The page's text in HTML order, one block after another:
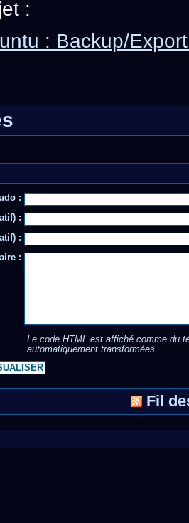
:
: Backup/
:
:
:
:
Le code HTML est affiché comme du
automatiquement transformées.
Fil